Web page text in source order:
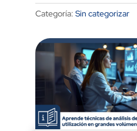
Categoría: Sin categorizar